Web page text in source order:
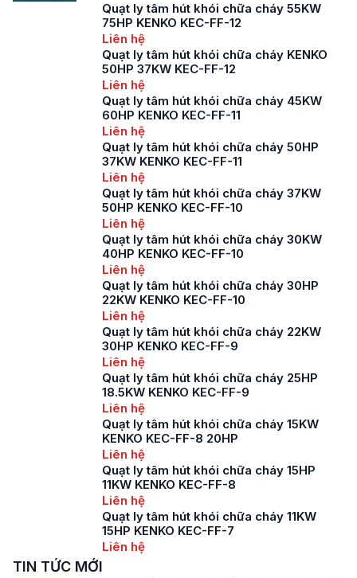
Quạt ly tâm hút khói chữa cháy 55KW
75HP KENKO KEC-FF-12
Liên hệ
Quạt ly tâm hút khói chữa cháy KENKO
50HP 37KW KEC-FF-12
Liên hệ
Quạt ly tâm hút khói chữa cháy 45KW
60HP KENKO KEC-FF-11
Liên hệ
Quạt ly tâm hút khói chữa cháy 50HP
37KW KENKO KEC-FF-11
Liên hệ
Quạt ly tâm hút khói chữa cháy 37KW
50HP KENKO KEC-FF-10
Liên hệ
Quạt ly tâm hút khói chữa cháy 30KW
40HP KENKO KEC-FF-10
Liên hệ
Quạt ly tâm hút khói chữa cháy 30HP
22KW KENKO KEC-FF-10
Liên hệ
Quạt ly tâm hút khói chữa cháy 22KW
30HP KENKO KEC-FF-9
Liên hệ
Quạt ly tâm hút khói chữa cháy 25HP
18.5KW KENKO KEC-FF-9
Liên hệ
Quạt ly tâm hút khói chữa cháy 15KW
KENKO KEC-FF-8 20HP
Liên hệ
Quạt ly tâm hút khói chữa cháy 15HP
11KW KENKO KEC-FF-8
Liên hệ
Quạt ly tâm hút khói chữa cháy 11KW
15HP KENKO KEC-FF-7
Liên hệ
TIN TỨC MỚI